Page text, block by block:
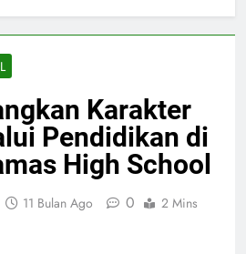
Karakter
Pendidikan di
High School
11 Bulan Ago 0 2 Mins